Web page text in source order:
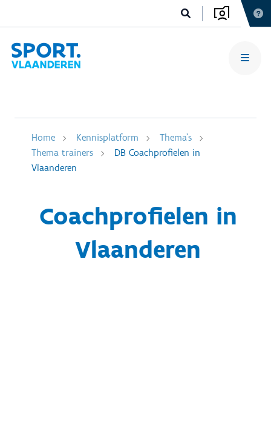
Home Kennisplatform
Thema's
Thema trainers
DB Coachprofielen in
Vlaanderen
Coachprofielen in
Vlaanderen